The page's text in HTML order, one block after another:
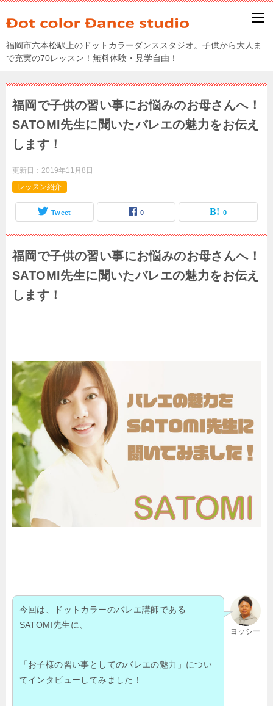
福岡市六本松駅上のドットカラーダンススタジオ。子供から大人ま
で充実の70レッスン！無料体験・見学自由！
福岡で子供の習い事にお悩みのお母さんへ！
SATOMI先生に聞いたバレエの魅力をお伝え
します！
更新日： 2019年11月8日
レッスン紹介
Tweet 0 0
福岡で子供の習い事にお悩みのお母さんへ！
SATOMI先生に聞いたバレエの魅力をお伝え
します！
ヨッシー
今回は、ドットカラーのバレエ講師である
SATOMI先生に、
「お子様の習い事としてのバレエの魅力」につい
てインタビューしてみました！